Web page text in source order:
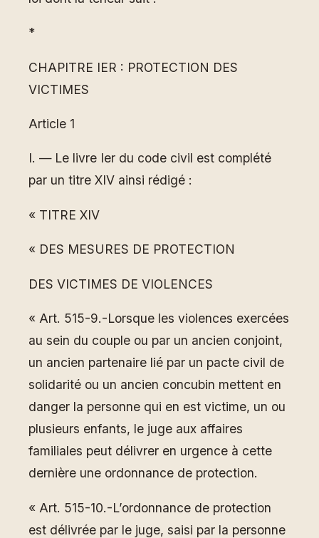
*
CHAPITRE IER : PROTECTION DES
VICTIMES
Article 1
I. ― Le livre Ier du code civil est complété
par un titre XIV ainsi rédigé :
« TITRE XIV
« DES MESURES DE PROTECTION
DES VICTIMES DE VIOLENCES
« Art. 515-9.-Lorsque les violences exercées
au sein du couple ou par un ancien conjoint,
un ancien partenaire lié par un pacte civil de
solidarité ou un ancien concubin mettent en
danger la personne qui en est victime, un ou
plusieurs enfants, le juge aux affaires
familiales peut délivrer en urgence à cette
dernière une ordonnance de protection.
« Art. 515-10.-L’ordonnance de protection
est délivrée par le juge, saisi par la personne